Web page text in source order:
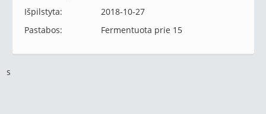
Išpilstyta:
2018-10-27
Pastabos:
Fermentuota prie 15
s